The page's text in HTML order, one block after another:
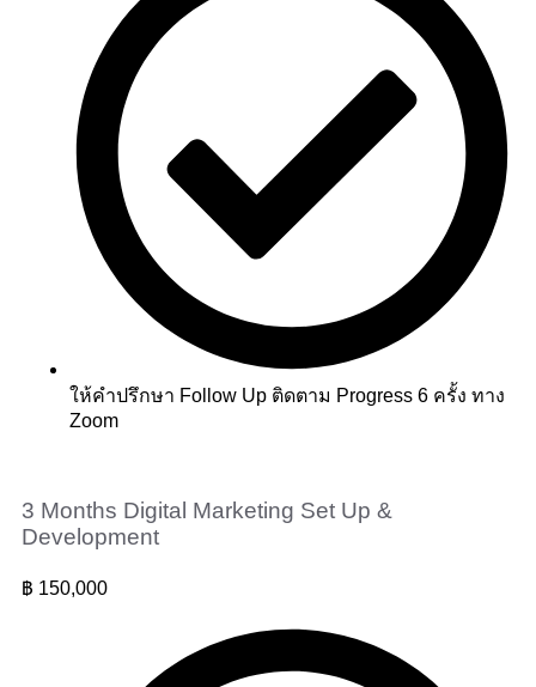
ให้คำปรึกษา Follow Up ติดตาม Progress 6 ครั้ง ทาง
Zoom
3 Months Digital Marketing Set Up &
Development
฿ 150,000